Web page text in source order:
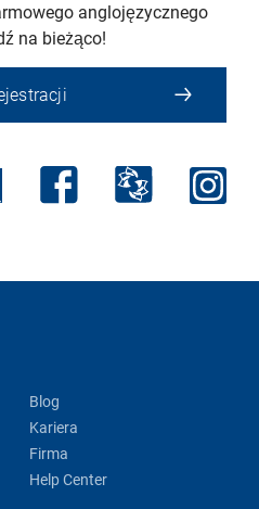
anglojęzycznego
na bieżąco!
Blog
Kariera
Firma
Help Center